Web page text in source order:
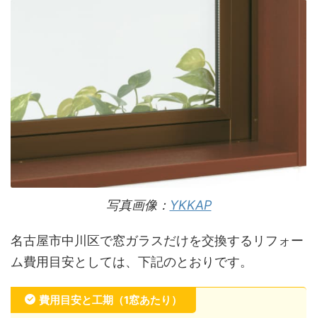
写真画像： YKKAP
名古屋市中川区で窓ガラスだけを交換するリフォー
ム費用目安としては、下記のとおりです。
費用目安と工期（1窓あたり）